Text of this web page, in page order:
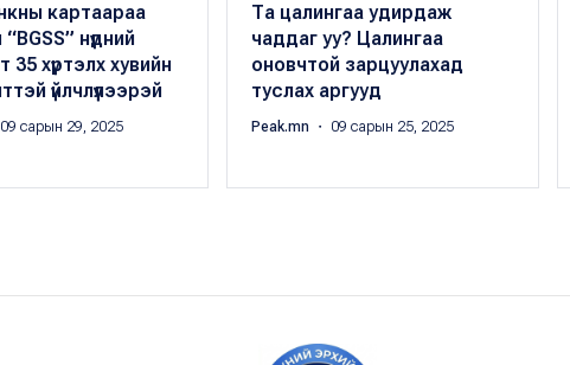
картаараа
нүдний
35 хүртэлх хувийн
үйлчлүүлээрэй
09 сарын 29, 2025
Та цалингаа удирдаж
чаддаг уу? Цалингаа
оновчтой зарцуулахад
туслах аргууд
Peak.mn ・ 09 сарын 25, 2025